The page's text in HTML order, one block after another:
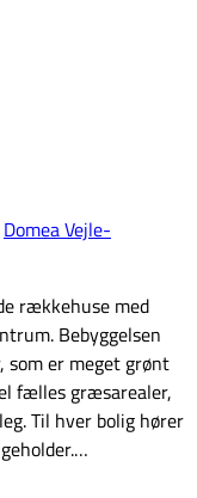
Domea Vejle-
rækkehuse med
Bebyggelsen
er meget grønt
fælles græsarealer,
Til hver bolig hører